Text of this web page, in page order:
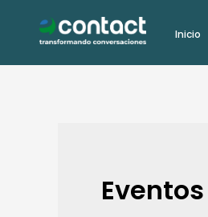
contenido
Inicio
Eventos